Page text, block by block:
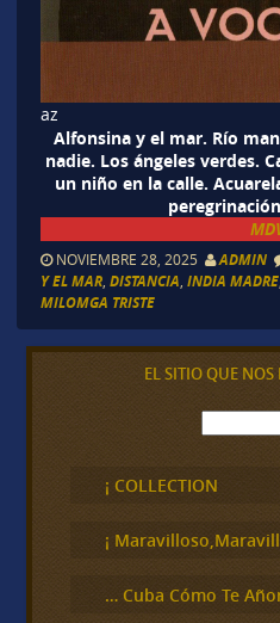
az
Alfonsina y el mar. Río
nadie. Los ángeles verdes.
un niño en la calle.
NOVIEMBRE 28, 2025 ADMIN
Y EL MAR, DISTANCIA, INDIA MADRE,
MILOMGA TRISTE
EL SITIO QUE
B
u
c
a
¡ COLLECTION
¡
… Cuba Cómo Te